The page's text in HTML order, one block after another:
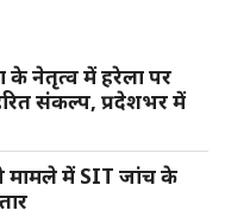
के नेतृत्व में हरेला पर
संकल्प, प्रदेशभर में
मामले में SIT जांच के